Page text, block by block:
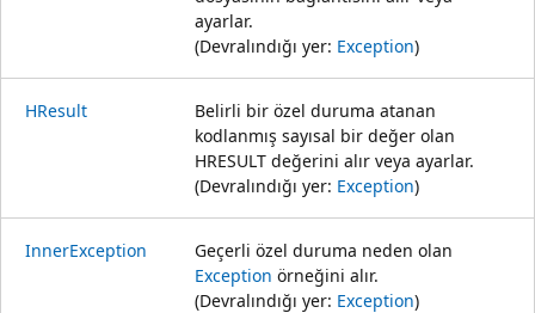
ayarlar.
(Devralındığı yer: Exception)
HResult
Belirli bir özel duruma atanan
kodlanmış sayısal bir değer olan
HRESULT değerini alır veya ayarlar.
(Devralındığı yer: Exception)
InnerException
Geçerli özel duruma neden olan
Exception örneğini alır.
(Devralındığı yer: Exception)